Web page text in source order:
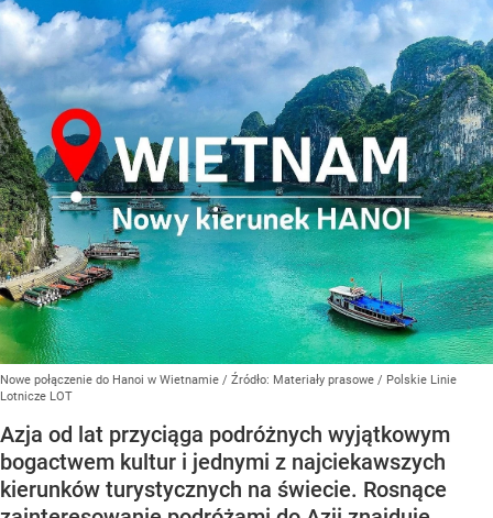
Nowe połączenie do Hanoi w Wietnamie / Źródło: Materiały prasowe / Polskie Linie
Lotnicze LOT
Azja od lat przyciąga podróżnych wyjątkowym
bogactwem kultur i jednymi z najciekawszych
kierunków turystycznych na świecie. Rosnące